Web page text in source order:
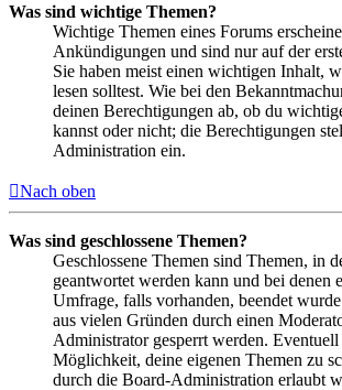
Was sind wichtige Themen?
Wichtige Themen eines Forums
Ankündigungen und sind nur auf der
Sie haben meist einen wichtigen Inhalt,
lesen solltest. Wie bei den
deinen Berechtigungen ab, ob du
kannst oder nicht; die Berechtigungen
Administration ein.
Nach oben
Was sind geschlossene Themen?
Geschlossene Themen sind Themen, in
geantwortet werden kann und bei denen
Umfrage, falls vorhanden, beendet
aus vielen Gründen durch einen
Administrator gesperrt werden. Eventuell
Möglichkeit, deine eigenen Themen zu
durch die Board-Administration erlaubt